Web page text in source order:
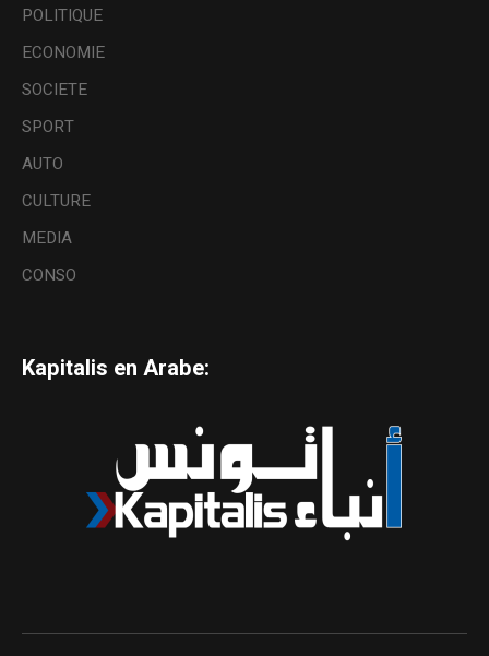
POLITIQUE
ECONOMIE
SOCIETE
SPORT
AUTO
CULTURE
MEDIA
CONSO
Kapitalis en Arabe: